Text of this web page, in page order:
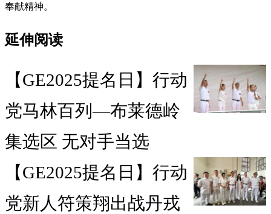
奉献精神。
延伸阅读
【GE2025提名日】行动
党马林百列—布莱德岭
集选区 无对手当选
【GE2025提名日】行动
党新人符策翔出战丹戎